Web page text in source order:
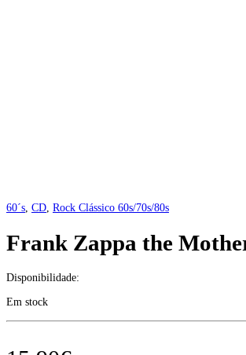
60´s, CD, Rock Clássico 60s/70s/80s
Frank Zappa the
Disponibilidade:
Em stock